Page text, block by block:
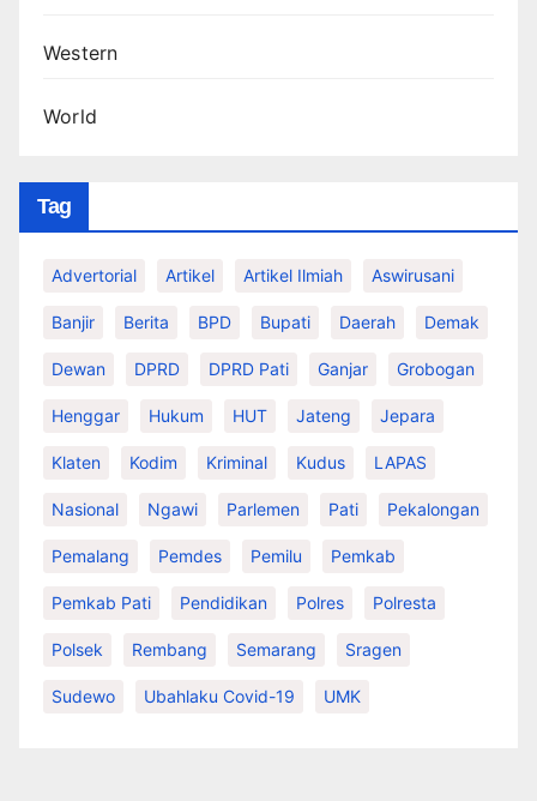
Western
World
Tag
Advertorial Artikel Artikel Ilmiah Aswirusani
Banjir Berita BPD Bupati Daerah Demak
Dewan DPRD DPRD Pati Ganjar Grobogan
Henggar Hukum HUT Jateng Jepara
Klaten Kodim Kriminal Kudus LAPAS
Nasional Ngawi Parlemen Pati Pekalongan
Pemalang Pemdes Pemilu Pemkab
Pemkab Pati Pendidikan Polres Polresta
Polsek Rembang Semarang Sragen
Sudewo Ubahlaku Covid-19 UMK